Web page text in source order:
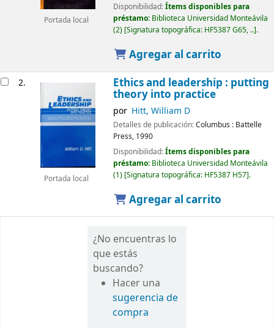
Portada local
Disponibilidad:Ítems disponibles para
préstamo: Biblioteca Universidad Monteávila
(2) Signatura topográfica: HF5387 G65, .. .
Agregar al carrito
2.
Portada local
Ethics and leadership : putting
theory into practice
por Hitt, William D
Detalles de publicación:Columbus : Battelle
Press, 1990
Disponibilidad:Ítems disponibles para
préstamo: Biblioteca Universidad Monteávila
(1) Signatura topográfica: HF5387 H57 .
Agregar al carrito
¿No encuentras lo
que estás
buscando?
Hacer una
sugerencia de
compra